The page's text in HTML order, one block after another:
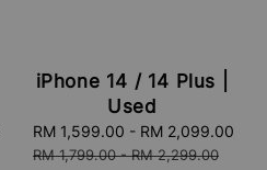
Regular
price
iPhone 14 / 14 Plus |
Used
Sale
price
RM 1,599.00 - RM 2,099.00
RM 1,799.00-RM 2,299.00